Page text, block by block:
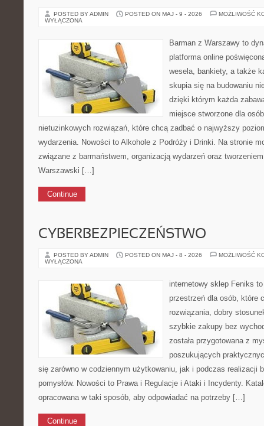
POSTED BY ADMIN POSTED ON MAJ - 9 - 2026
MOŻLIWOŚĆ
WYŁĄCZONA
Barman z Warszawy to
platforma online
wesela, bankiety, a także
skupia się na budowaniu
dzięki którym każda
miejsce stworzone dla
nietuzinkowych rozwiązań, które chcą zadbać o najwyższy
wydarzenia. Nowości to Alkohole z Podróży i Drinki. Na stronie
związane z barmaństwem, organizacją wydarzeń oraz
Warszawski […]
Continue
CYBERBEZPIECZEŃSTWO
POSTED BY ADMIN POSTED ON MAJ - 8 - 2026
MOŻLIWOŚĆ
WYŁĄCZONA
internetowy sklep Feniks
przestrzeń dla osób, które
rozwiązania, dobry
szybkie zakupy bez
została przygotowana z
poszukujących
się zarówno w codziennym użytkowaniu, jak i podczas realizacji
pomysłów. Nowości to Prawa i Regulacje i Ataki i Incydenty.
opracowana w taki sposób, aby odpowiadać na potrzeby […]
Continue